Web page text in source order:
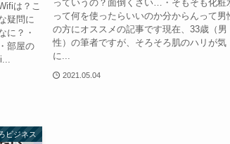
は？こ
疑問に
に？・
部屋の
っていうの？面倒くさい…・そもそも化粧
って何を使ったらいいのか分からんって男
の方にオススメの記事です現在、33歳（男
性）の筆者ですが、そろそろ肌のハリが気
に...
2021.05.04
ビジネス